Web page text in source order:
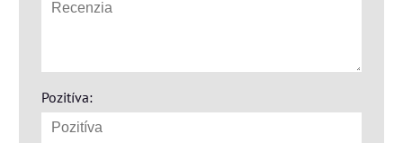
Pozitíva: